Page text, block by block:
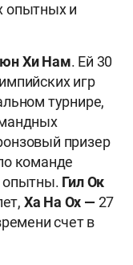
опытных и
Хи Нам. Ей 30
игр
турнире,
призер
команде
опытны. Гил Ок
Ха На Ох — 27
счет в